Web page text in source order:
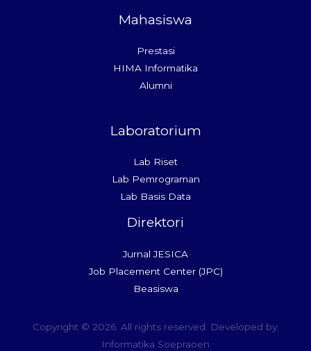
Mahasiswa
Prestasi
HIMA Informatika
Alumni
Laboratorium
Lab Riset
Lab Pemrograman
Lab Basis Data
Direktori
Jurnal JESICA
Job Placement Center (JPC)
Beasiswa
Copyright © 2026. All rights reserved. Developed by:
Informatika Soepraoen